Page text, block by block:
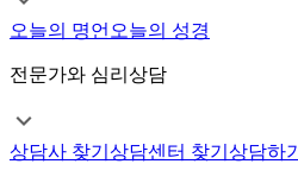
오늘의 명언 오늘의 성경
전문가와 심리상담
상담사 찾기 상담센터 찾기 상담하기